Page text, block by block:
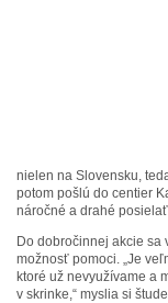
nielen na Slovensku,
potom pošlú do centier
náročné a drahé
Do dobročinnej akcie sa
možnosť pomoci. „Je
ktoré už nevyužívame a
v skrinke,“ myslia si